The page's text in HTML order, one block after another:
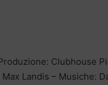
Clubhouse
Landis – Musiche: